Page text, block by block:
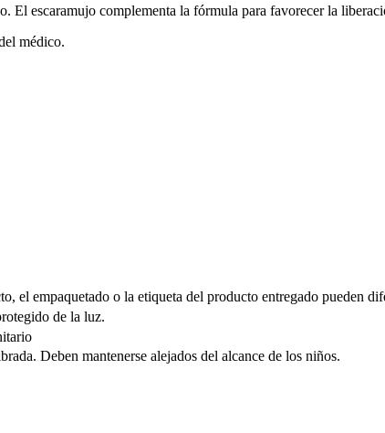
escaramujo complementa la fórmula para favorecer la
médico.
el empaquetado o la etiqueta del producto entregado pueden
de la luz.
Deben mantenerse alejados del alcance de los niños.